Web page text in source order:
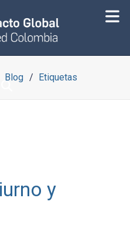
Blog Etiquetas
y